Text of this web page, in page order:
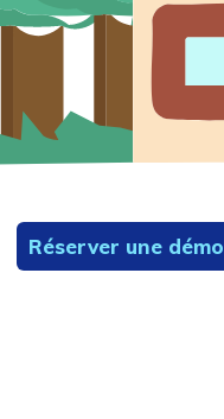
Réserver une démo